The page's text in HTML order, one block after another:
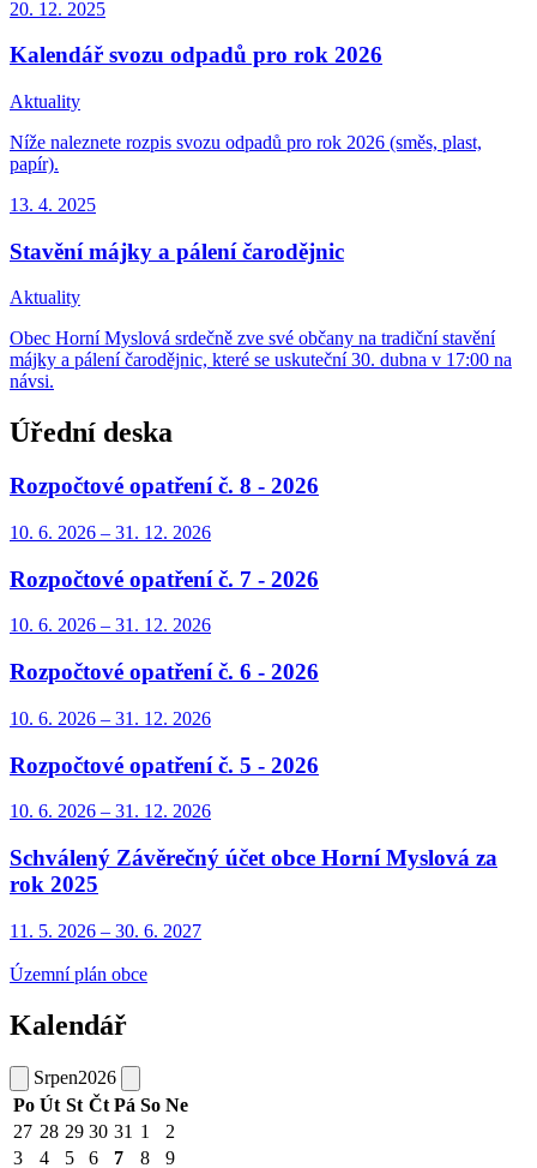
20. 12. 2025
Kalendář svozu odpadů pro rok 2026
Aktuality
Níže naleznete rozpis svozu odpadů pro rok 2026 (směs, plast,
papír).
13. 4. 2025
Stavění májky a pálení čarodějnic
Aktuality
Obec Horní Myslová srdečně zve své občany na tradiční stavění
májky a pálení čarodějnic, které se uskuteční 30. dubna v 17:00 na
návsi.
Úřední deska
Rozpočtové opatření č. 8 - 2026
10. 6. 2026 – 31. 12. 2026
Rozpočtové opatření č. 7 - 2026
10. 6. 2026 – 31. 12. 2026
Rozpočtové opatření č. 6 - 2026
10. 6. 2026 – 31. 12. 2026
Rozpočtové opatření č. 5 - 2026
10. 6. 2026 – 31. 12. 2026
Schválený Závěrečný účet obce Horní Myslová za
rok 2025
11. 5. 2026 – 30. 6. 2027
Územní plán obce
Kalendář
Srpen2026
Po Út St Čt Pá So Ne
27 28 29 30 31 1
2
3
4 5 6 7 8 9